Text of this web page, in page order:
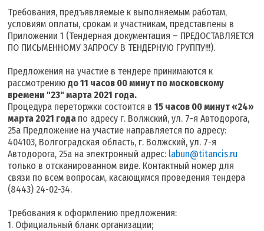
Требования, предъявляемые к выполняемым работам,
условиям оплаты, срокам и участникам, представлены в
Приложении 1 (Тендерная документация – ПРЕДОСТАВЛЯЕТСЯ
ПО ПИСЬМЕННОМУ ЗАПРОСУ В ТЕНДЕРНУЮ ГРУППУ!!!).
Предложения на участие в тендере принимаются к
рассмотрениюдо 11 часов 00 минут по московскому
времени "23" марта 2021 года.
Процедура переторжки состоится в15 часов 00 минут «24»
марта 2021 года по адресу г. Волжский, ул. 7-я Автодорога,
25а Предложение на участие направляется по адресу:
404103, Волгоградская область, г. Волжский, ул. 7-я
Автодорога, 25а на электронный адрес: labun@titancis.ru
только в отсканированном виде. Контактный номер для
связи по всем вопросам, касающимся проведения тендера
(8443) 24-02-34.
Требования к оформлению предложения:
1. Официальный бланк организации;